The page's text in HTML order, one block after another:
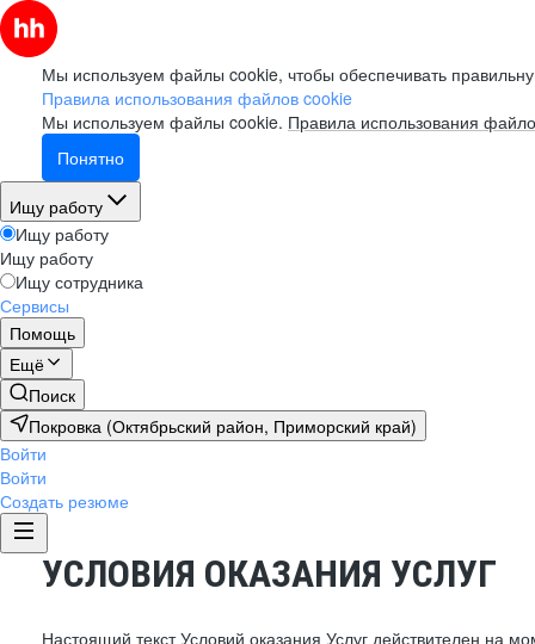
Мы используем файлы cookie, чтобы обеспечивать
Правила использования файлов cookie
Мы используем файлы cookie. Правила использования
Понятно
Ищу работу
Ищу работу
Ищу работу
Ищу сотрудника
Сервисы
Помощь
Ещё
Поиск
Покровка (Октябрьский район, Приморский край)
Войти
Войти
Создать резюме
УСЛОВИЯ ОКАЗАНИЯ УСЛУГ
Настоящий текст Условий оказания Услуг действителен на